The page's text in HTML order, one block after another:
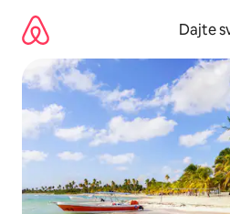
obsah.
Dajte